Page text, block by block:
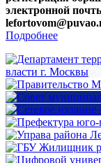
электронной
Подробнее